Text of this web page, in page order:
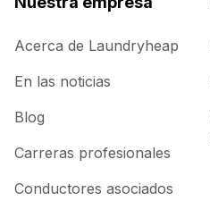
Acerca de Laundryheap
En las noticias
Blog
Carreras profesionales
Conductores asociados